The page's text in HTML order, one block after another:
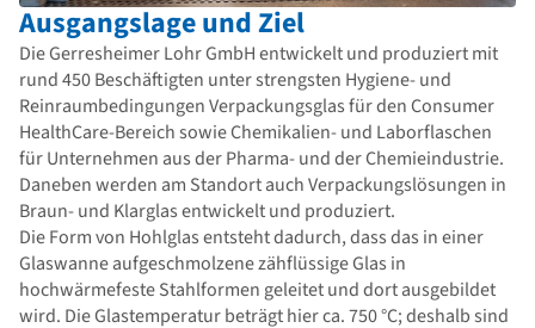
Ausgangslage und Ziel
Die Gerresheimer Lohr GmbH entwickelt und produziert mit
rund 450 Beschäftigten unter strengsten Hygiene- und
Reinraumbedingungen Verpackungsglas für den Consumer
HealthCare-Bereich sowie Chemikalien- und Laborflaschen
für Unternehmen aus der Pharma- und der Chemieindustrie.
Daneben werden am Standort auch Verpackungslösungen in
Braun- und Klarglas entwickelt und produziert.
Die Form von Hohlglas entsteht dadurch, dass das in einer
Glaswanne aufgeschmolzene zähflüssige Glas in
hochwärmefeste Stahlformen geleitet und dort ausgebildet
wird. Die Glastemperatur beträgt hier ca. 750 °C; deshalb sind